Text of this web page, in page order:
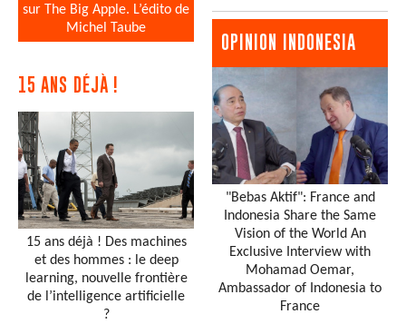
sur The Big Apple. L’édito de
Michel Taube
15 ANS DÉJÀ !
15 ans déjà ! Des machines
et des hommes : le deep
learning, nouvelle frontière
de l’intelligence artificielle
?
OPINION INDONESIA
"Bebas Aktif": France and
Indonesia Share the Same
Vision of the World An
Exclusive Interview with
Mohamad Oemar,
Ambassador of Indonesia to
France